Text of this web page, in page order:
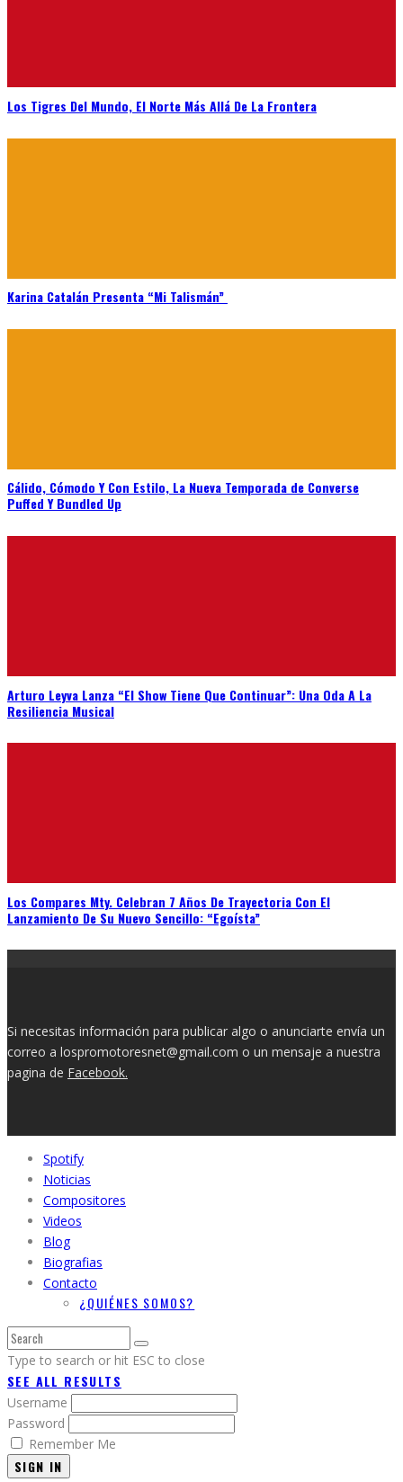
Los Tigres Del Mundo, El Norte Más Allá De La Frontera
Karina Catalán Presenta “Mi Talismán”
Cálido, Cómodo Y Con Estilo, La Nueva Temporada de Converse
Puffed Y Bundled Up
Arturo Leyva Lanza “El Show Tiene Que Continuar”: Una Oda A La
Resiliencia Musical
Los Compares Mty. Celebran 7 Años De Trayectoria Con El
Lanzamiento De Su Nuevo Sencillo: “Egoísta”
Si necesitas información para publicar algo o anunciarte envía un
correo a lospromotoresnet@gmail.com o un mensaje a nuestra
pagina de Facebook.
Spotify
Noticias
Compositores
Videos
Blog
Biografias
Contacto
¿QUIÉNES SOMOS?
Type to search or hit ESC to close
SEE ALL RESULTS
Username
Password
Remember Me
SIGN IN